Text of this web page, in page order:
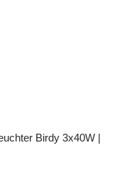
Birdy 3x40W |